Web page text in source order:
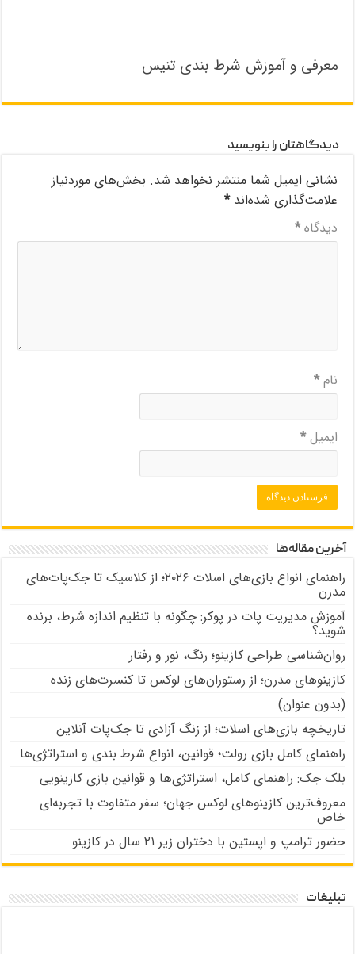
معرفی و آموزش شرط بندی تنیس
دیدگاهتان را بنویسید
نشانی ایمیل شما منتشر نخواهد شد. بخش‌های موردنیاز
علامت‌گذاری شده‌اند*
دیدگاه*
نام*
ایمیل*
آخرین مقاله‌ها
راهنمای انواع بازی‌های اسلات ۲۰۲۶؛ از کلاسیک تا جک‌پات‌های
مدرن
آموزش مدیریت پات در پوکر: چگونه با تنظیم اندازه شرط، برنده
شوید؟
روان‌شناسی طراحی کازینو؛ رنگ، نور و رفتار
کازینوهای مدرن؛ از رستوران‌های لوکس تا کنسرت‌های زنده
(بدون عنوان)
تاریخچه بازی‌های اسلات؛ از زنگ آزادی تا جک‌پات‌ آنلاین
راهنمای کامل بازی رولت؛ قوانین، انواع شرط بندی و استراتژی‌ها
بلک جک: راهنمای کامل، استراتژی‌ها و قوانین بازی کازینویی
معروف‌ترین کازینوهای لوکس جهان؛ سفر متفاوت با تجربه‌ای
خاص
حضور ترامپ و اپستین با دختران زیر ۲۱ سال در کازینو
تبلیغات